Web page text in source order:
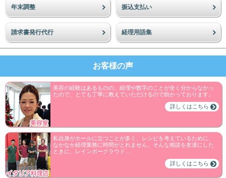
年末調整 振込支払い
請求書発行代行 経理用語集
お客様の声
美容の経験はあるものの、経理や数字のことが全く分からなかっ
たので、とても丁寧に教えていただけるので助かっております。
詳しくはこちら
私自身がホールに立つことが多く、レシピを考えているために、
なかなか経理業務に時間がとれません。そんな相談を友達にした
ときに、レインボークラウド…
詳しくはこちら